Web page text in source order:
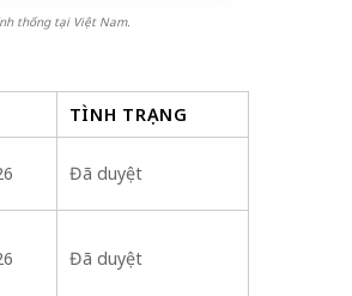
thống tại Việt Nam.
TÌNH TRẠNG
Đã duyệt
Đã duyệt